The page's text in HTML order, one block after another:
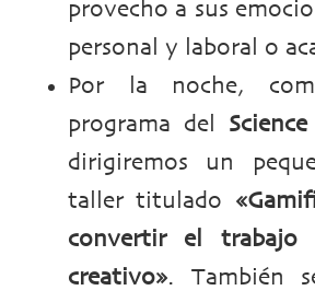
provecho a sus
personal y laboral o
Por la noche,
programa del
dirigiremos un
taller titulado
convertir el trabajo
creativo». También